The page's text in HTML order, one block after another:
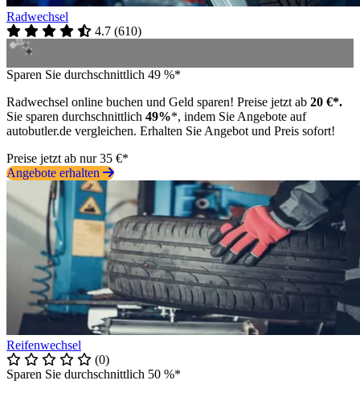
Radwechsel
4.7 (610)
Sparen Sie durchschnittlich 49 %*
Radwechsel online buchen und Geld sparen! Preise jetzt ab 20 €*.
Sie sparen durchschnittlich 49%*, indem Sie Angebote auf
autobutler.de vergleichen. Erhalten Sie Angebot und Preis sofort!
Preise jetzt ab nur 35 €*
Angebote erhalten
Reifenwechsel
(0)
Sparen Sie durchschnittlich 50 %*